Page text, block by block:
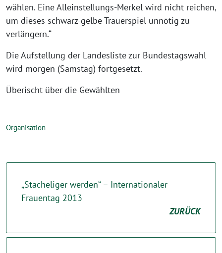
wählen. Eine Alleinstellungs-Merkel wird nicht reichen,
um dieses schwarz-gelbe Trauerspiel unnötig zu
verlängern.“
Die Aufstellung der Landesliste zur Bundestagswahl
wird morgen (Samstag) fortgesetzt.
Überischt über die Gewählten
Organisation
„Stacheliger werden“ – Internationaler
Frauentag 2013
ZURÜCK